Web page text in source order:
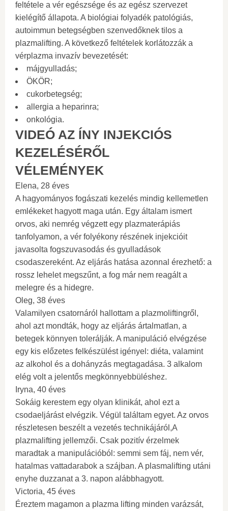
feltétele a vér egészsége és az egész szervezet
kielégítő állapota. A biológiai folyadék patológiás,
autoimmun betegségben szenvedőknek tilos a
plazmalifting. A következő feltételek korlátozzák a
vérplazma invazív bevezetését:
májgyulladás;
ÖKÖR;
cukorbetegség;
allergia a heparinra;
onkológia.
VIDEÓ AZ ÍNY INJEKCIÓS
KEZELÉSÉRŐL
VÉLEMÉNYEK
Elena, 28 éves
A hagyományos fogászati ​​kezelés mindig kellemetlen
emlékeket hagyott maga után. Egy általam ismert
orvos, aki nemrég végzett egy plazmaterápiás
tanfolyamon, a vér folyékony részének injekcióit
javasolta fogszuvasodás és gyulladások
csodaszereként. Az eljárás hatása azonnal érezhető: a
rossz lehelet megszűnt, a fog már nem reagált a
melegre és a hidegre.
Oleg, 38 éves
Valamilyen csatornáról hallottam a plazmoliftingről,
ahol azt mondták, hogy az eljárás ártalmatlan, a
betegek könnyen tolerálják. A manipuláció elvégzése
egy kis előzetes felkészülést igényel: diéta, valamint
az alkohol és a dohányzás megtagadása. 3 alkalom
elég volt a jelentős megkönnyebbüléshez.
Iryna, 40 éves
Sokáig kerestem egy olyan klinikát, ahol ezt a
csodaeljárást elvégzik. Végül találtam egyet. Az orvos
részletesen beszélt a vezetés technikájáról,A
plazmalifting jellemzői. Csak pozitív érzelmek
maradtak a manipulációból: semmi sem fáj, nem vér,
hatalmas vattadarabok a szájban. A plasmalifting utáni
enyhe duzzanat a 3. napon alábbhagyott.
Victoria, 45 éves
Éreztem magamon a plazma lifting minden varázsát,